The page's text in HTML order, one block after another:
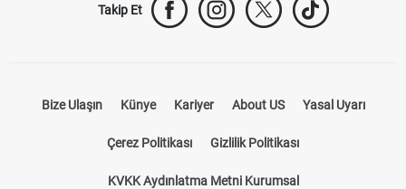
Takip Et
Bize Ulaşın Künye Kariyer About US Yasal Uyarı
Çerez Politikası Gizlilik Politikası
KVKK Aydınlatma Metni Kurumsal